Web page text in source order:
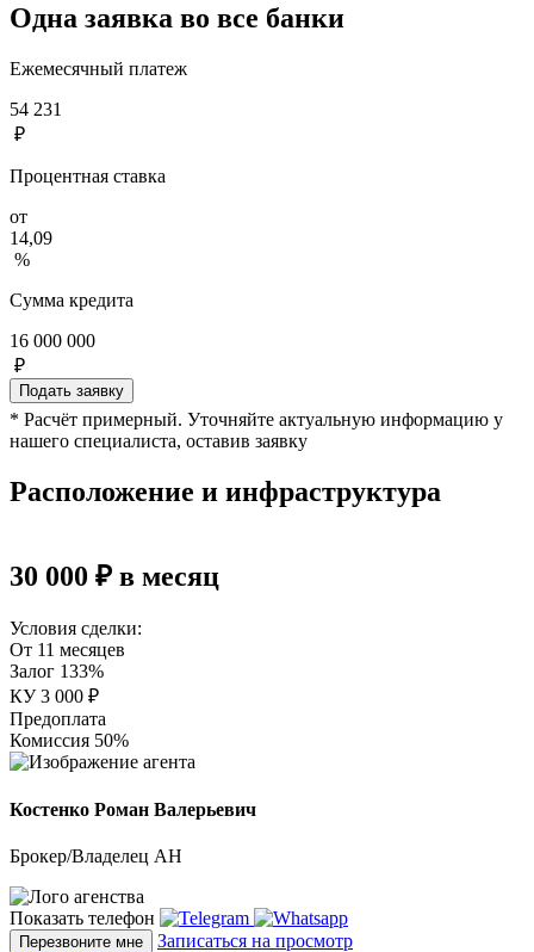
Одна заявка во все банки
Ежемесячный платеж
54 231
₽
Процентная ставка
от
14,09
%
Сумма кредита
16 000 000
₽
Подать заявку
* Расчёт примерный. Уточняйте актуальную информацию у
нашего специалиста, оставив заявку
Расположение и инфраструктура
30 000 ₽ в месяц
Условия сделки:
От 11 месяцев
Залог 133%
КУ 3 000 ₽
Предоплата
Комиссия 50%
Костенко Роман Валерьевич
Брокер/Владелец АН
Показать телефон
Перезвоните мне
Записаться на просмотр